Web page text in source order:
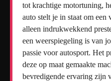
tot krachtige motortuning,
auto stelt je in staat om een
alleen indrukwekkend
een weerspiegeling is van
passie voor autosport. Het
deze op maat gemaakte
bevredigende ervaring zijn